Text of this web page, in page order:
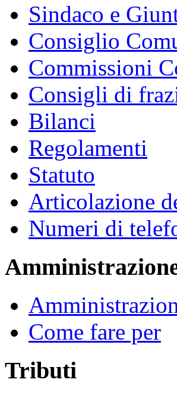
Sindaco e
Consiglio
Commissioni
Consigli di
Bilanci
Regolamenti
Statuto
Articolazione
Numeri di
Come fare per
Tributi